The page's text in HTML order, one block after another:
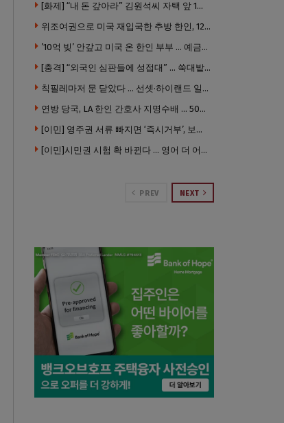
[화제] “내 돈 갚아라” 김원석씨 자택 앞 1인 광대 시위 … 한인 투자사, “108만 달러 못받아”
위조여권으로 미국 재입국한 추방 한인, 120만 달러 은행 사기 행각
’10억 빚’ 안갚고 미국 온 한인 부부 … 예금보험공사, 미국서 소송
[충격] “외국인 심판들에 성접대” … 쑥대밭된 축협 어디까지 추락하나
칙필레마저 문 닫았다 … 선셋·하이랜드 일대 ‘황량한 거리’로
연방 당국, LA 한인 간호사 지명수배 … 500만 달러 메디캐어 사기, 선고 직전 한국 도주
[이민] 영주권 서류 빠지면 ‘즉시거부’, 보완기회 없다 … 이민심사 8월부터 확 바뀐다
[이민]시민권 시험 확 바뀐다 … 영어 더 어렵게, 민간시험 도입 추진
PREV NEXT